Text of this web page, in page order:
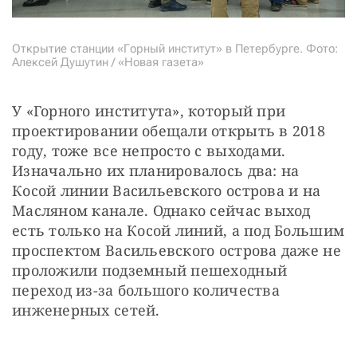
Открытие станции «Горный институт» в Петербурге. Фото:
Алексей Душутин / «Новая газета»
У «Горного института», который при
проектировании обещали открыть в 2018
году, тоже все непросто с выходами.
Изначально их планировалось два: на
Косой линии Васильевского острова и на
Масляном канале. Однако сейчас выход
есть только на Косой линий, а под Большим
проспектом Васильевского острова даже не
проложили подземный пешеходный
переход из-за большого количества
инженерных сетей.